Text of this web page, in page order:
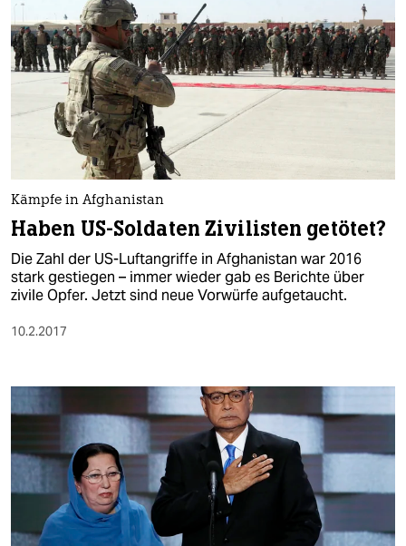
Kämpfe in Afghanistan
Haben US-Soldaten Zivilisten getötet?
Die Zahl der US-Luftangriffe in Afghanistan war 2016
stark gestiegen – immer wieder gab es Berichte über
zivile Opfer. Jetzt sind neue Vorwürfe aufgetaucht.
10.2.2017